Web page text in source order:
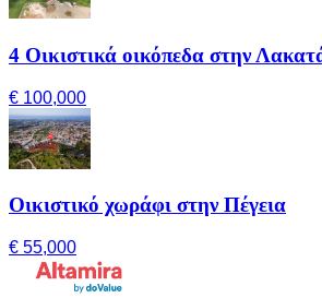
4 Οικιστικά οικόπεδα στην
€ 100,000
Οικιστικό χωράφι στην Πέγεια
€ 55,000